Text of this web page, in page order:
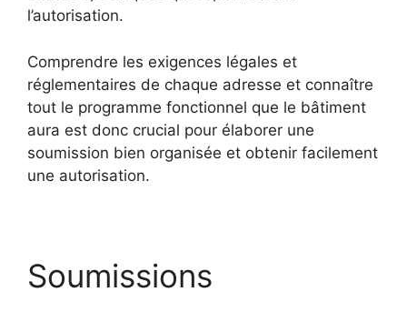
l’autorisation.
Comprendre les exigences légales et
réglementaires de chaque adresse et connaître
tout le programme fonctionnel que le bâtiment
aura est donc crucial pour élaborer une
soumission bien organisée et obtenir facilement
une autorisation.
Soumissions